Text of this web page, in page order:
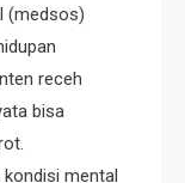
(medsos)
receh
bisa
mental